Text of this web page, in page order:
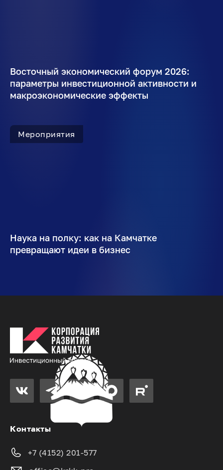
Восточный экономический форум 2026:
параметры инвестиционной активности и
макроэкономические эффекты
Мероприятия
Наука на полку: как на Камчатке
превращают идеи в бизнес
Контакты
+7 (4152) 201-577